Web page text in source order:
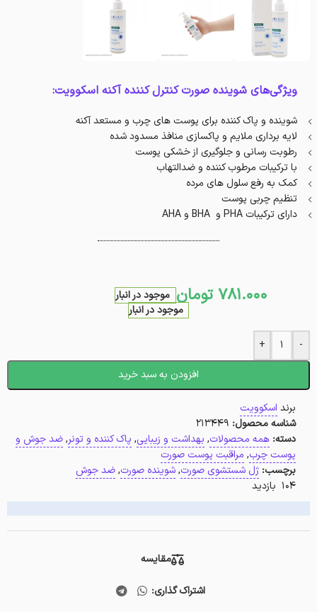
ویژگی‌های شوینده صورت کنترل کننده آکنه اسکوویت:
شوینده و پاک کننده برای پوست های چرب و مستعد آکنه
لایه برداری ملایم و پاکسازی منافذ مسدود شده
رطوبت رسانی و جلوگیری از خشکی پوست
با ترکیبات مرطوب کننده و ضدالتهاب
کمک به رفع سلول‌ های مرده
تنظیم چربی پوست
دارای ترکیبات PHA و BHA و AHA
781.000 تومان موجود در انبار
موجود در انبار
-
+
افزودن به سبد خرید
برند اسکوویت
شناسه محصول: 213449
دسته: همه محصولات, بهداشت و زیبایی, پاک کننده و تونر,ضد جوش و
پوست چرب, مراقبت پوست صورت
برچسب: ژل شستشوی صورت,شوینده صورت,ضد جوش
104 بازدید
مقایسه
اشتراک گذاری: